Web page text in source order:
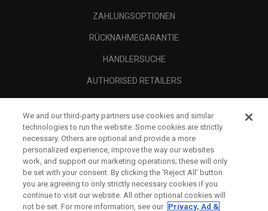
ZAHLUNGSOPTIONEN
RÜCKNAHMEGARANTIE
HÄNDLERSUCHE
AUTHORISED RETAILERS
UNTERNEHMENSPROFIL
RECHTLICHES-
We and our third-party partners use cookies and similar
technologies to run the website. Some cookies are strictly
necessary. Others are optional and provide a more
personalized experience, improve the way our websites
work, and support our marketing operations; these will only
be set with your consent. By clicking the ‘Reject All' button
you are agreeing to only strictly necessary cookies if you
continue to visit our website. All other optional cookies will
not be set. For more information, see our Privacy, Ad &